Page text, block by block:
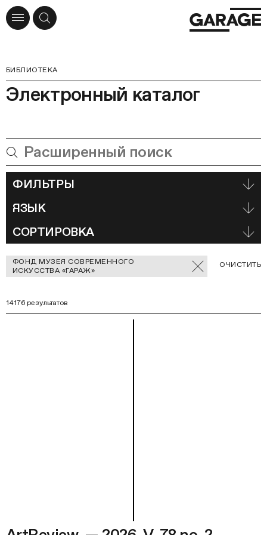
БИБЛИОТЕКА
Электронный каталог
ФИЛЬТРЫ
ЯЗЫК
СОРТИРОВКА
Отмеченные
фильтры
ФОНД МУЗЕЯ СОВРЕМЕННОГО
ИСКУССТВА «ГАРАЖ»
ОЧИСТИТЬ
14176 результатов